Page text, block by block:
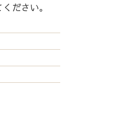
ださい。